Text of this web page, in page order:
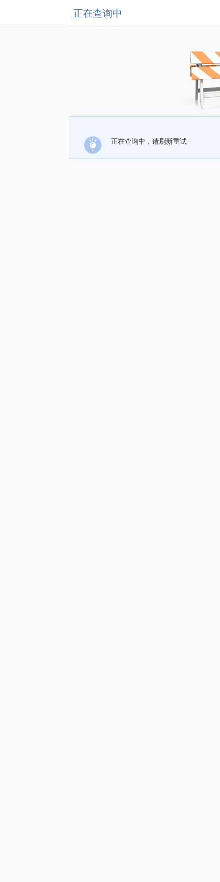
正在查询中
正在查询中，请刷新重试